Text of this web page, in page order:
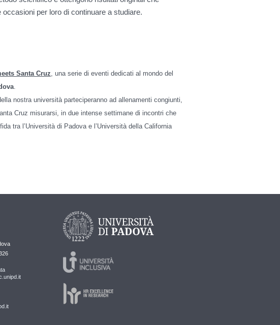
per loro di continuare a studiare.
Santa Cruz, una serie di eventi dedicati al mondo del
.
nostra università parteciperanno ad allenamenti congiunti,
Cruz misurarsi, in due intense settimane di incontri che
tra l’Università di Padova e l’Università della California